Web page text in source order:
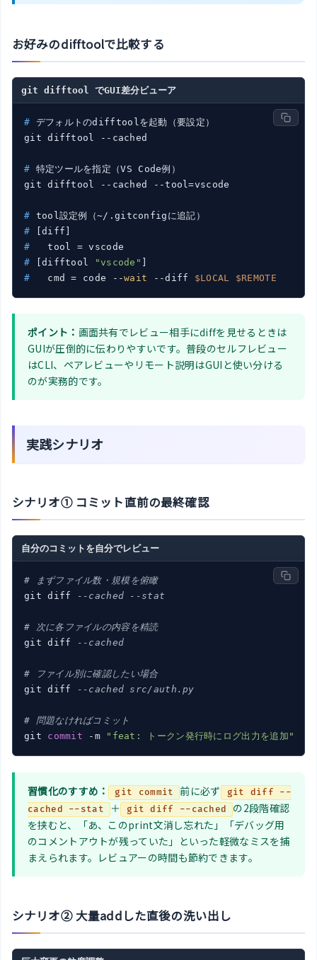
お好みのdifftoolで比較する
git difftool でGUI差分ビューア
# デフォルトのdifftoolを起動（要設定）
# 特定ツールを指定（VS Code例）
# tool設定例（~/.gitconfigに追記）
# [diff]
#
   tool = vscode
# [difftool "vscode" ]
#
   cmd = code --
wait --diff $LOCAL $REMOTE
ポイント： 画面共有でレビュー相手にdiffを見せるときは
GUIが圧倒的に伝わりやすいです。普段のセルフレビュー
はCLI、ペアレビューやリモート説明はGUIと使い分ける
のが実務的です。
実践シナリオ
シナリオ① コミット直前の最終確認
自分のコミットを自分でレビュー
# まずファイル数・規模を俯瞰
git diff
--cached --stat
# 次に各ファイルの内容を精読
git diff
--cached
# ファイル別に確認したい場合
git diff
--cached src/auth.py
# 問題なければコミット
git commit -m "feat: トークン発行時にログ出力を追加"
習慣化のすすめ： git commit 前に必ず
git diff --
cached --stat
＋ git diff --cached
の2段階確認
を挟むと、「あ、このprint文消し忘れた」「デバッグ用
のコメントアウトが残っていた」といった軽微なミスを捕
まえられます。レビュアーの時間も節約できます。
シナリオ② 大量addした直後の洗い出し